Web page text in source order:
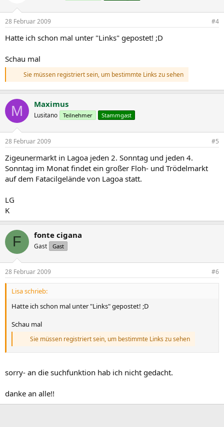
28 Februar 2009 #4
Hatte ich schon mal unter "Links" gepostet! ;D
Schau mal
Sie müssen registriert sein, um bestimmte Links zu sehen
M Maximus
Lusitano Teilnehmer Stammgast
28 Februar 2009 #5
Zigeunermarkt in Lagoa jeden 2. Sonntag und jeden 4.
Sonntag im Monat findet ein großer Floh- und Trödelmarkt
auf dem Fatacilgelände von Lagoa statt.
LG
K
F fonte cigana
Gast Gast
28 Februar 2009 #6
Lisa schrieb:
Hatte ich schon mal unter "Links" gepostet! ;D
Schau mal
Sie müssen registriert sein, um bestimmte Links zu sehen
sorry- an die suchfunktion hab ich nicht gedacht.
danke an alle!!